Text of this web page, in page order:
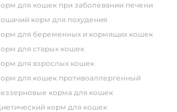
корм для кошек при заболевании печени
кошачий корм для похудения
корм для беременных и кормящих кошек
корм для старых кошек
корм для взрослых кошек
корм для кошек противоаллергенный
беззерновые корма для кошек
диетический корм для кошек